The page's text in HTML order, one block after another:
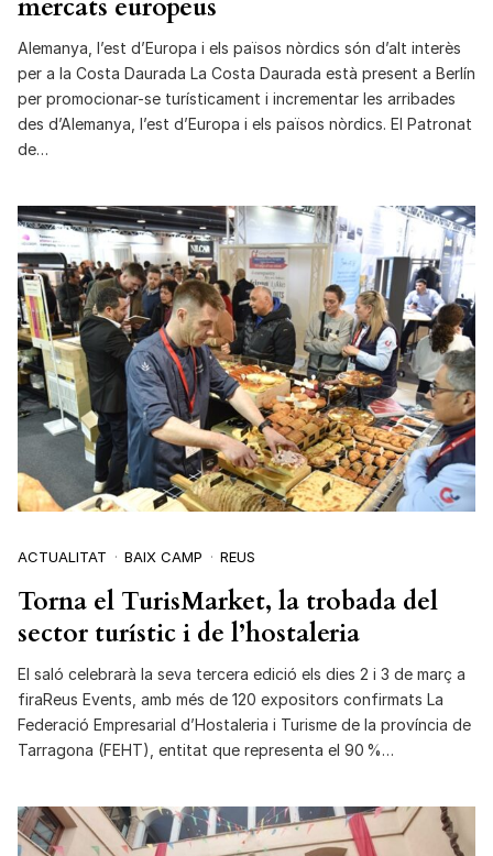
mercats europeus
Alemanya, l’est d’Europa i els països nòrdics són d’alt interès
per a la Costa Daurada La Costa Daurada està present a Berlín
per promocionar-se turísticament i incrementar les arribades
des d’Alemanya, l’est d’Europa i els països nòrdics. El Patronat
de…
ACTUALITAT BAIX CAMP REUS
Torna el TurisMarket, la trobada del
sector turístic i de l’hostaleria
El saló celebrarà la seva tercera edició els dies 2 i 3 de març a
firaReus Events, amb més de 120 expositors confirmats La
Federació Empresarial d’Hostaleria i Turisme de la província de
Tarragona (FEHT), entitat que representa el 90 %…